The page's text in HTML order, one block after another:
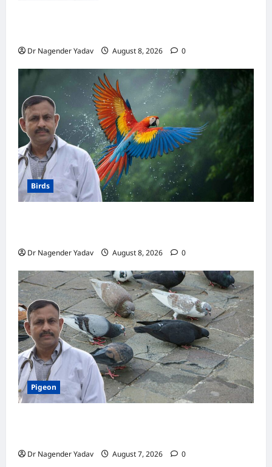
Dr Nagender Yadav August 8, 2026 0
Birds
Dr Nagender Yadav August 8, 2026 0
Pigeon
Dr Nagender Yadav August 7, 2026 0